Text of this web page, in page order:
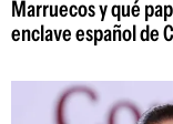
Marruecos y qué
enclave español de